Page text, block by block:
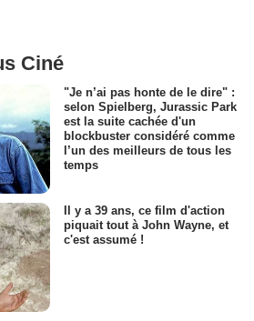
Ciné
"Je n’ai pas honte de le dire" :
selon Spielberg, Jurassic Park
est la suite cachée d'un
blockbuster considéré comme
l’un des meilleurs de tous les
temps
Il y a 39 ans, ce film d'action
piquait tout à John Wayne, et
c'est assumé !